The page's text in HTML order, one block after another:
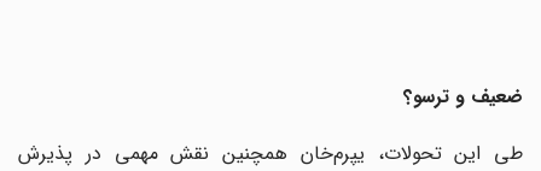
ضعیف و ترسو؟
طی این تحولات، یپرم‌خان همچنین نقش مهمی در پذیرش